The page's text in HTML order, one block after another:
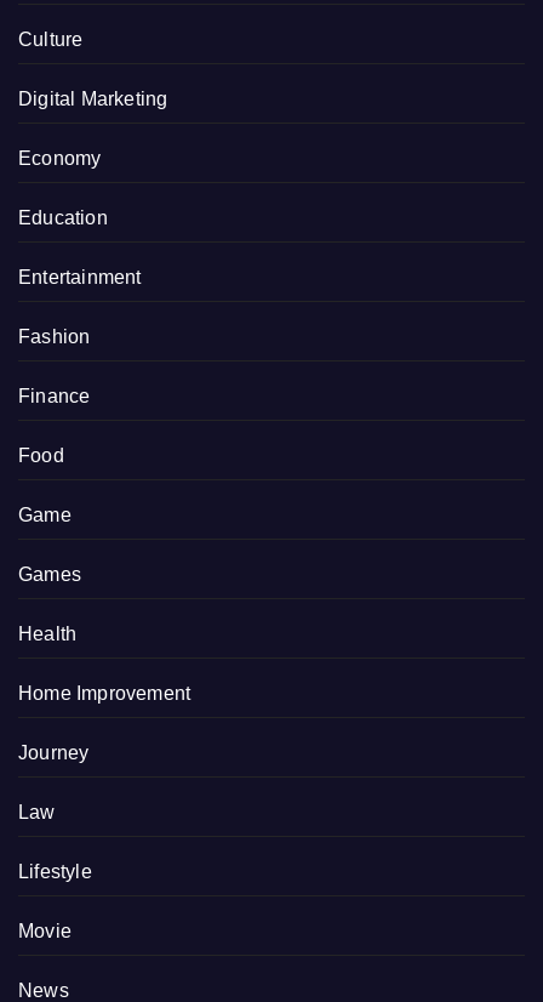
Culture
Digital Marketing
Economy
Education
Entertainment
Fashion
Finance
Food
Game
Games
Health
Home Improvement
Journey
Law
Lifestyle
Movie
News